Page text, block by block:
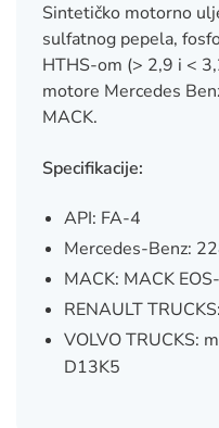
Sintetičko motorno
sulfatnog pepela,
HTHS-om (> 2,9 i <
motore Mercedes
MACK.
Specifikacije:
API: FA-4
Mercedes-Benz:
MACK: MACK
RENAULT
VOLVO TRUCKS:
D13K5